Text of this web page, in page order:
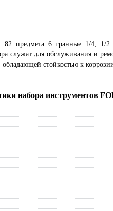
предмета 6 гранные 1/4, 1/2
служат для обслуживания и
обладающей стойкостью к
набора инструментов